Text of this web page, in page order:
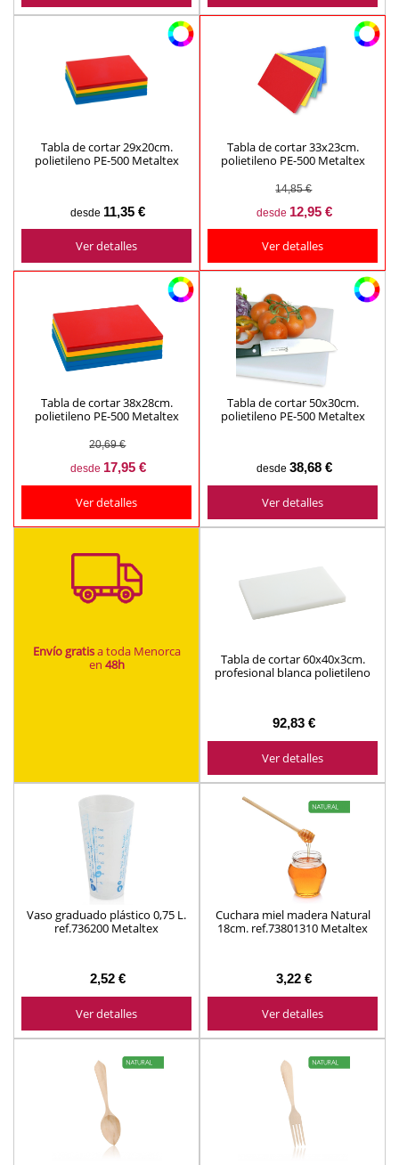
Tabla de cortar 29x20cm.
polietileno PE-500 Metaltex
desde 11,35 €
Ver detalles
Tabla de cortar 33x23cm.
polietileno PE-500 Metaltex
14,85 €
desde 12,95 €
Ver detalles
Tabla de cortar 38x28cm.
polietileno PE-500 Metaltex
20,69 €
desde 17,95 €
Ver detalles
Tabla de cortar 50x30cm.
polietileno PE-500 Metaltex
desde 38,68 €
Ver detalles
Envío gratisa toda Menorca
en 48h
Tabla de cortar 60x40x3cm.
profesional blanca polietileno
92,83 €
Ver detalles
Vaso graduado plástico 0,75 L.
ref.736200 Metaltex
2,52 €
Ver detalles
Cuchara miel madera Natural
18cm. ref.73801310 Metaltex
3,22 €
Ver detalles